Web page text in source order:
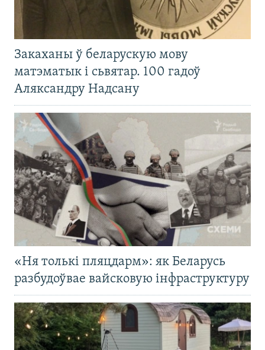
Закаханы ў беларускую мову
матэматык і сьвятар. 100 гадоў
Аляксандру Надсану
«Ня толькі пляцдарм»: як Беларусь
разбудоўвае вайсковую інфраструктуру